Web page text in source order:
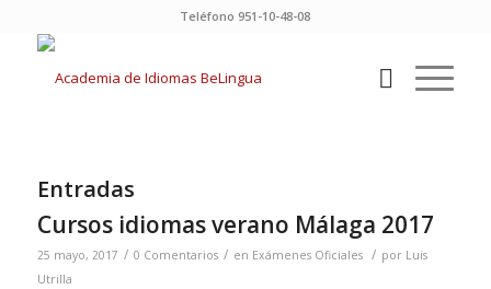
Teléfono 951-10-48-08
Entradas
Cursos idiomas verano Málaga 2017
25 mayo, 2017 / 0 Comentarios / en Exámenes Oficiales / por Luis
Utrilla